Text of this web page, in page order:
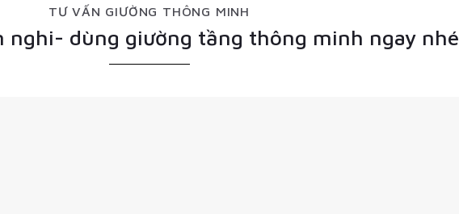
TƯ VẤN GIƯỜNG THÔNG MINH
nghi- dùng giường tầng thông minh ngay nhé